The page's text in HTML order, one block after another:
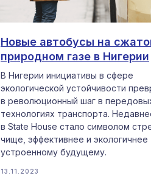
Новые автобусы на
природном газе в Нигерии
В Нигерии инициативы в сфере
экологической устойчивости
в революционный шаг в
технологиях транспорта.
в State House стало символом
чище, эффективнее и экологичнее
устроенному будущему.
13.11.2023